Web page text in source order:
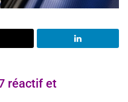
réactif et